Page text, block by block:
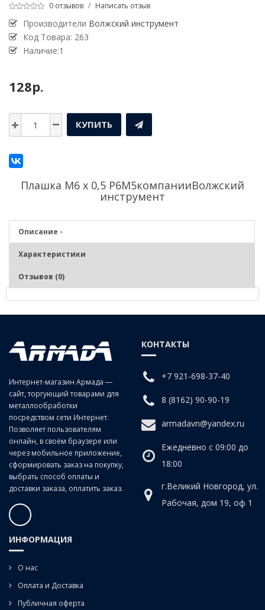
0 отзывов / Написать отзыв
Производители Волжский инструмент
Код Товара: 263
Наличие:1
128р.
КУПИТЬ
Плашка М6 х 0,5 Р6М5компанииВолжский
инструмент
Описание -
Характеристики
Отзывов (0)
Нарезание и калибрование наружной метрической резьбы на
заготовках из сталей средней и низкой твердости, цветных сплавов,
изготавливаемых в объемах серий. Фиксация – ручные и
машинные плашкодержатели, также токарные патроны
Интернет-магазин Армада —
сайт, торгующий товарами для
металлообработки
посредством сети Интернет.
Позволяет пользователям
онлайн, в своём браузере или
через мобильное приложение,
сформировать заказ на покупку,
выбрать способ оплаты и
доставки заказа, оплатить заказ.
КОНТАКТЫ
+7 921-698-37-40
8 (8162) 90-90-19
armadavn@yandex.ru
Ежедневно с 09:00 до
18:00
г.Великий Новгород, ул.
Рабочая, дом 19, оф 1
ИНФОРМАЦИЯ
О нас
Оплата и Доставка
Публичная оферта